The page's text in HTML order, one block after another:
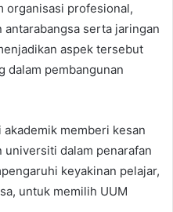
organisasi profesional,
antarabangsa serta jaringan
aspek tersebut
dalam pembangunan
memberi kesan
dalam penarafan
keyakinan pelajar,
untuk memilih UUM